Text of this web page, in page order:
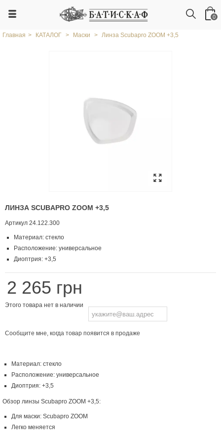
0
Главная > КАТАЛОГ > Маски > Линза Scubapro ZOOM +3,5
ЛИНЗА SCUBAPRO ZOOM +3,5
Артикул 24.122.300
Материал: стекло
Расположение: универсальное
Диоптрия: +3,5
2 265 грн
Этого товара нет в наличии
Сообщите мне, когда товар появится в продаже
Материал: стекло
Расположение: универсальное
Диоптрия: +3,5
Обзор линзы Scubapro ZOOM +3,5:
Для маски: Scubapro ZOOM
Легко меняется